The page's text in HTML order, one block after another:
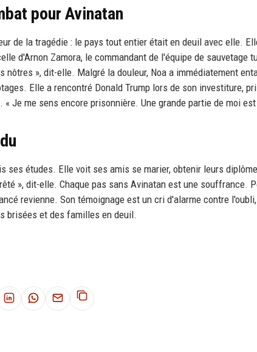
pour Avinatan
de la tragédie : le pays tout entier était en deuil avec elle.
d'Arnon Zamora, le commandant de l'équipe de sauvetage
nôtres », dit-elle. Malgré la douleur, Noa a immédiatement
Elle a rencontré Donald Trump lors de son investiture,
« Je me sens encore prisonnière. Une grande partie de moi
ses études. Elle voit ses amis se marier, obtenir leurs
», dit-elle. Chaque pas sans Avinatan est une souffrance.
revienne. Son témoignage est un cri d'alarme contre
brisées et des familles en deuil.